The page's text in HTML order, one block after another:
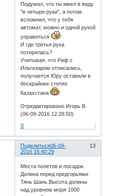
Подумал, что ты имел в виду
"в четыре руки", а потом
вспомнил, что у тебя
автомат, можно и одной рукой
управиться
И где третья рука
потерялась?
Учитывая, что Риф с
Ильгизаром отписались,
получается Юру оставили в
бескрайних степях
Казахстана
Отредактировано Игорь В
(06-09-2016 12:28:50)
0
Поделиться 13
06-09-
2016 16:40:29
Места полетов и посадок.
Долина перед предгорьями
Тянь Шань.Высота долины
над уровнем моря 1000